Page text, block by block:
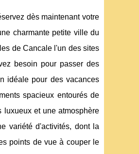
dès maintenant votre
charmante petite ville du
de Cancale l'un des sites
besoin pour passer des
idéale pour des vacances
spacieux entourés de
luxueux et une atmosphère
variété d'activités, dont la
points de vue à couper le